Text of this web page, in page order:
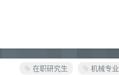
在职研究生 机械专业